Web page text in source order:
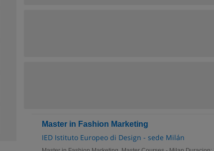
Master in Fashion Marketing
IED Istituto Europeo di Design - sede Milán